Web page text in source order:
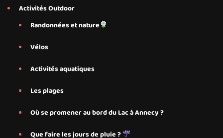
Activités Outdoor
Randonnées et nature
Vélos
Activités aquatiques
Les plages
Où se promener au bord du Lac à Annecy ?
Que faire les jours de pluie ?